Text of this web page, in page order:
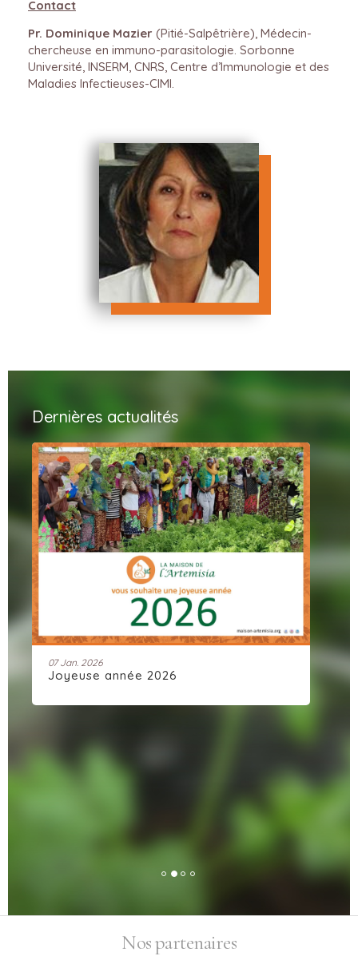
Contact
Pr. Dominique Mazier (Pitié-Salpêtrière), Médecin-
chercheuse en immuno-parasitologie. Sorbonne
Université, INSERM, CNRS, Centre d’Immunologie et des
Maladies Infectieuses-CIMI.
Dernières actualités
07 Jan. 2026
Joyeuse année 2026
Nos partenaires